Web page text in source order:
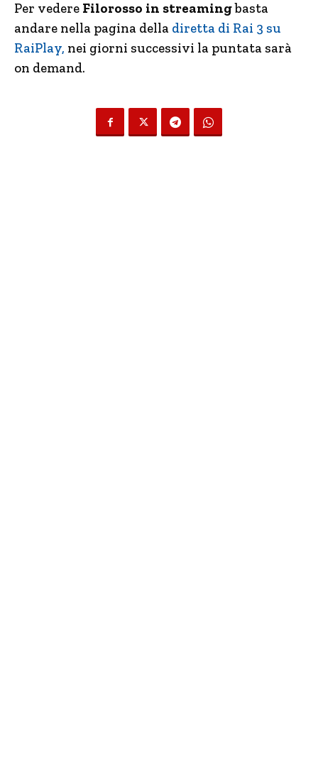
Per vedere Filorosso in streamingbasta
andare nella pagina della diretta di Rai 3 su
RaiPlay, nei giorni successivi la puntata sarà
on demand.